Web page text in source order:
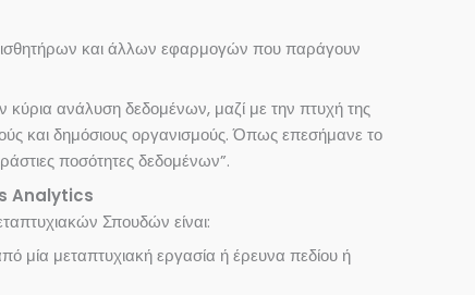
και άλλων εφαρμογών που παράγουν
ανάλυση δεδομένων, μαζί με την πτυχή της
και δημόσιους οργανισμούς. Όπως επεσήμανε το
ποσότητες δεδομένων”.
Analytics
Σπουδών είναι:
μία μεταπτυχιακή εργασία ή έρευνα πεδίου ή